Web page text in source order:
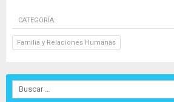
CATEGORÍA:
Familia y Relaciones Humanas